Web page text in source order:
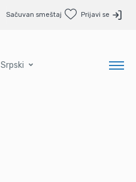
Sačuvan smeštaj Prijavi se
Srpski